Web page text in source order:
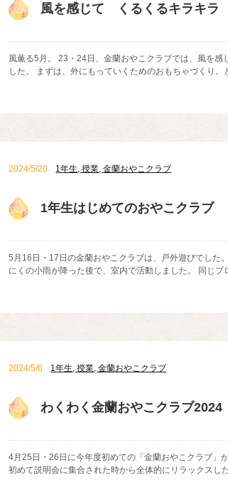
風を感じて くるくるキラキラ
風薫る5月。 23・24日、金蘭おやこクラブでは、風を感
した。 まずは、外にもっていくためのおもちゃづくり。
2024/5/20 1年生,授業,金蘭おやこクラブ
1年生はじめてのおやこクラブ
5月16日・17日の金蘭おやこクラブは、戸外遊びでした
にくの小雨が降った後で、室内で活動しました。 同じプ
2024/5/6 1年生,授業,金蘭おやこクラブ
わくわく金蘭おやこクラブ2024
4月25日・26日に今年度初めての「金蘭おやこクラブ」
初めて説明会に集合された時から全体的にリラックスし